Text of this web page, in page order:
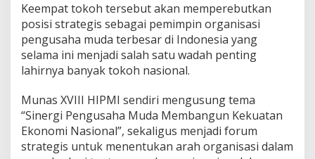
Keempat tokoh tersebut akan memperebutkan
posisi strategis sebagai pemimpin organisasi
pengusaha muda terbesar di Indonesia yang
selama ini menjadi salah satu wadah penting
lahirnya banyak tokoh nasional.
Munas XVIII HIPMI sendiri mengusung tema
“Sinergi Pengusaha Muda Membangun Kekuatan
Ekonomi Nasional”, sekaligus menjadi forum
strategis untuk menentukan arah organisasi dalam